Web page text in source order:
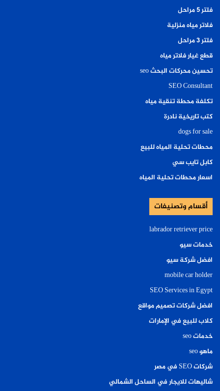
فلتر ٥ مراحل
فلاتر مياه منزلية
فلتر ٣ مراحل
قطع غيار فلاتر مياه
تحسين محركات البحث seo
SEO Consultant
تكلفة محطة تنقية مياه
كتب تاريخية نادرة
dogs for sale
محطات تحلية المياه للبيع
كابل تايب سي
اسعار محطات تحلية المياه
أقسام وتصنيفات
labrador retriever price
خدمات سيو
افضل شركة سيو
mobile car holder
SEO Services in Egypt
افضل شركات تصميم مواقع
كلاب للبيع في الإمارات
خدمات seo
ماهو seo
شركات SEO في مصر
شاليهات للايجار في الساحل الشمالي